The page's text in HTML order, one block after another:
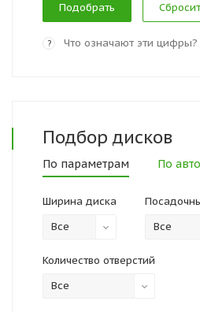
? Что означают эти цифры?
Подбор дисков
По параметрам По авто
Ширина диска
Все
Все
Количество отверстий
Все